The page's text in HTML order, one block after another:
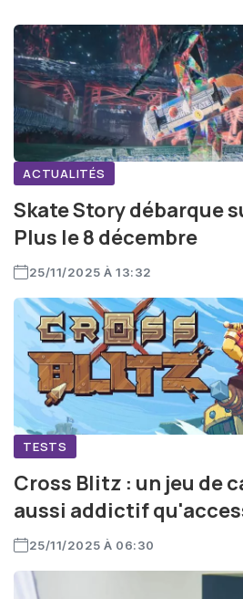
ACTUALITÉS
Skate Story débarque
Plus le 8 décembre
25/11/2025 À 13:32
TESTS
Cross Blitz : un jeu de
aussi addictif
25/11/2025 À 06:30